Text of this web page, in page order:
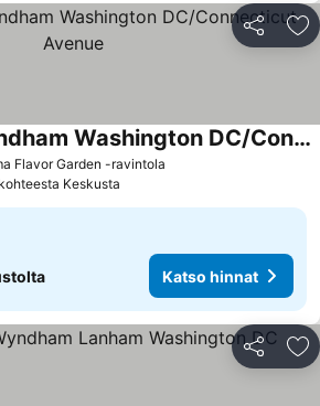
Jaa
Flavor Garden -ravintola
Days Inn by Wyndham Washington DC/Connecticut Avenue
Keskusta
Katso hinnat
Jaa